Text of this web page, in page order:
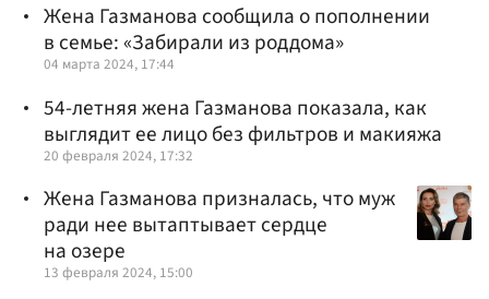
Жена Газманова сообщила о пополнении
в семье: «Забирали из роддома»
04 марта 2024, 17:44
54-летняя жена Газманова показала, как
выглядит ее лицо без фильтров и макияжа
20 февраля 2024, 17:32
Жена Газманова призналась, что муж
ради нее вытаптывает сердце
на озере
13 февраля 2024, 15:00